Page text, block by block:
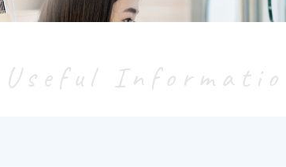
Useful